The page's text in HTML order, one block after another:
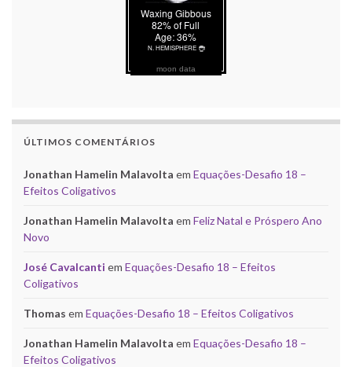
moon data
ÚLTIMOS COMENTÁRIOS
Jonathan Hamelin Malavolta em Equações-Desafio 18 –
Efeitos Coligativos
Jonathan Hamelin Malavolta em Feliz Natal e Próspero Ano
Novo
José Cavalcanti em Equações-Desafio 18 – Efeitos
Coligativos
Thomas em Equações-Desafio 18 – Efeitos Coligativos
Jonathan Hamelin Malavolta em Equações-Desafio 18 –
Efeitos Coligativos